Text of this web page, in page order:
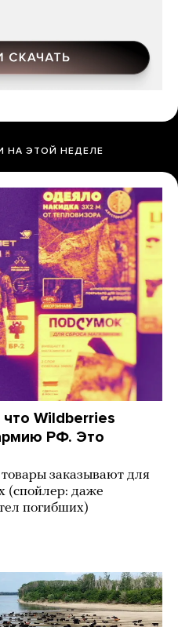
НА ЭТОЙ НЕДЕЛЕ
Wildberries
РФ. Это
заказывают для
(спойлер: даже
погибших)